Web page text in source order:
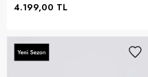
4.199,00 TL